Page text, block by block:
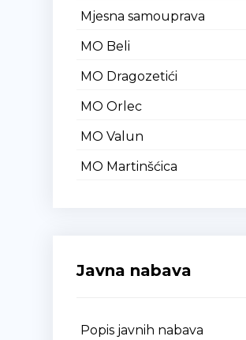
Mjesna samouprava
MO Beli
MO Dragozetići
MO Orlec
MO Valun
MO Martinšćica
Javna nabava
Popis javnih nabava